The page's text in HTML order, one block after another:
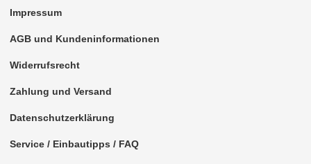
Impressum
AGB und Kundeninformationen
Widerrufsrecht
Zahlung und Versand
Datenschutzerklärung
Service / Einbautipps / FAQ